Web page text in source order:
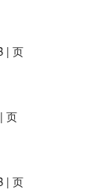
| 页
页
| 页